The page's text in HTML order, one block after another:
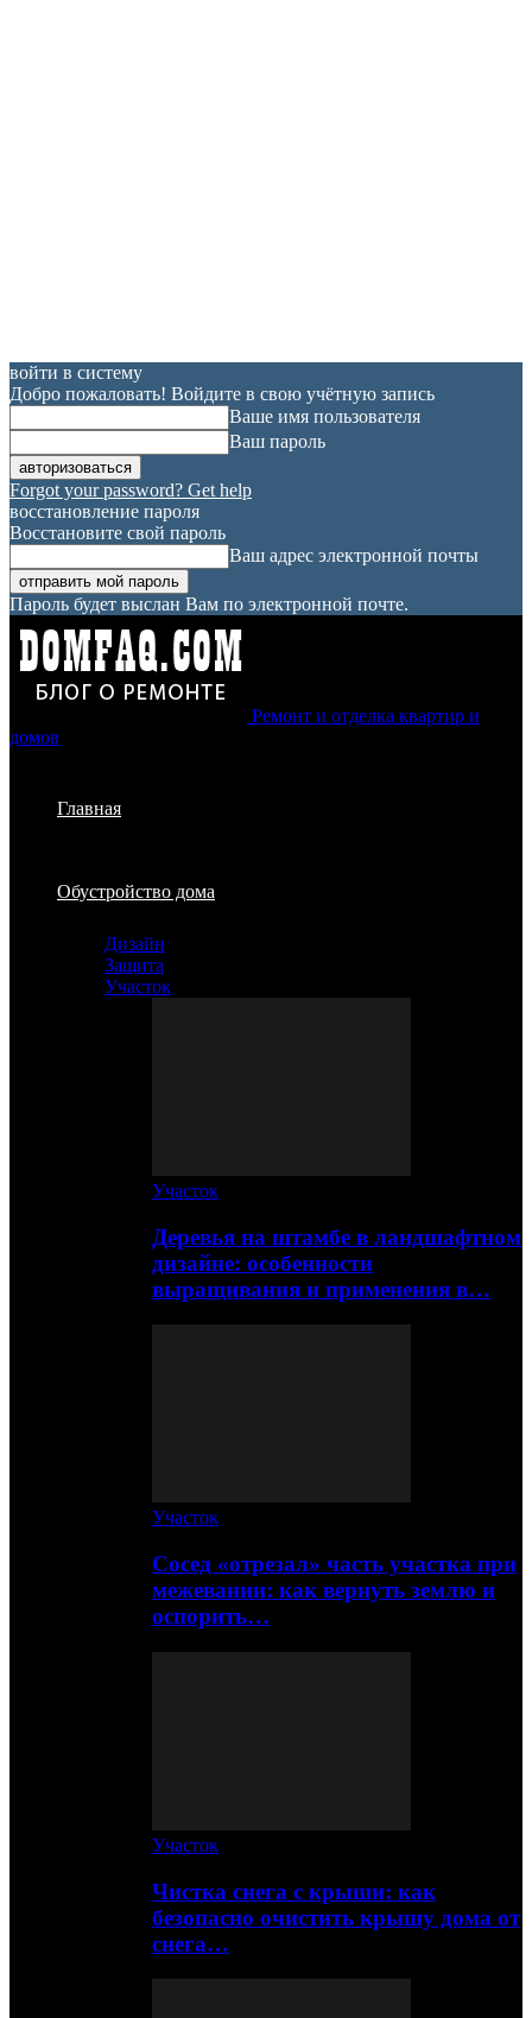
войти в систему
Добро пожаловать! Войдите в свою учётную запись
Ваше имя пользователя
Ваш пароль
Forgot your password? Get help
восстановление пароля
Восстановите свой пароль
Ваш адрес электронной почты
Пароль будет выслан Вам по электронной почте.
Ремонт и отделка квартир и
домов
Главная
Обустройство дома
Дизайн
Защита
Участок
Участок
Деревья на штамбе в ландшафтном
дизайне: особенности
выращивания и применения в…
Участок
Сосед «отрезал» часть участка при
межевании: как вернуть землю и
оспорить…
Участок
Чистка снега с крыши: как
безопасно очистить крышу дома от
снега…